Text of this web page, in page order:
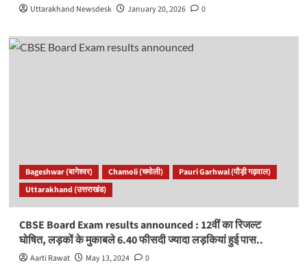
Uttarakhand Newsdesk January 20, 2026 0
Bageshwar (बागेश्वर) Chamoli (चमोली)
Pauri Garhwal (पौड़ी गढ़वाल)
Uttarakhand (उत्तराखंड)
CBSE Board Exam results announced : 12वीं का रिजल्ट
घोषित, लड़कों के मुकाबले 6.40 फीसदी ज्यादा लड़कियां हुई पास..
Aarti Rawat May 13, 2024 0